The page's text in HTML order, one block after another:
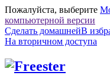
Пожалуйста, выберите
компьютерной версии
Сделать домашнейВ
На вторичном доступа